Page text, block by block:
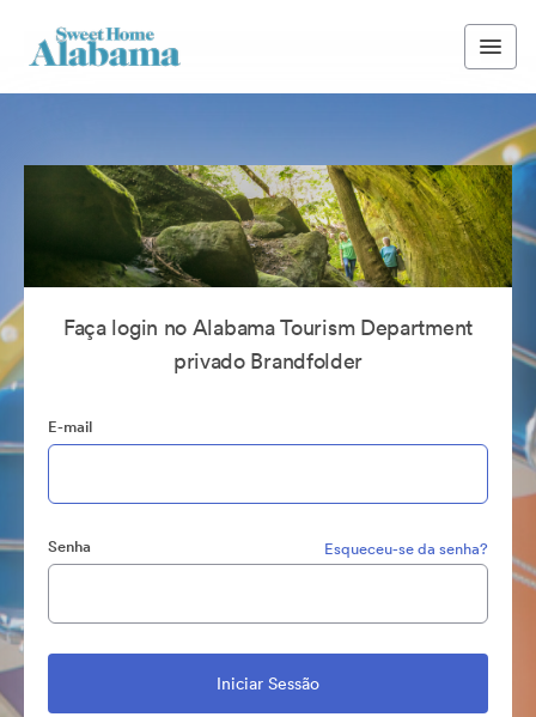
Faça login no Alabama Tourism Department
privado Brandfolder
E-mail
Senha Esqueceu-se da senha?